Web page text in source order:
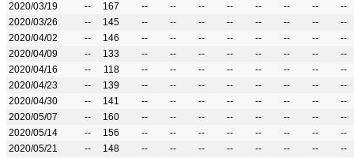
2020/03/19
-- 167 -- -- -- -- -- -- --
--
2020/03/26
-- 145 -- -- -- -- -- -- --
--
2020/04/02
-- 146 -- -- -- -- -- -- --
--
2020/04/09
-- 133 -- -- -- -- -- -- --
--
2020/04/16
-- 118 -- -- -- -- -- -- --
--
2020/04/23
-- 139 -- -- -- -- -- -- --
--
2020/04/30
-- 141 -- -- -- -- -- -- --
--
2020/05/07
-- 160 -- -- -- -- -- -- --
--
2020/05/14
-- 156 -- -- -- -- -- -- --
--
2020/05/21
-- 148 -- -- -- -- -- -- --
--